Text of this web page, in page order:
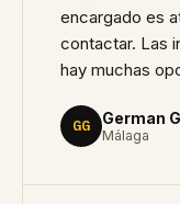
encargado es
contactar. Las
hay muchas
GG German
Málaga